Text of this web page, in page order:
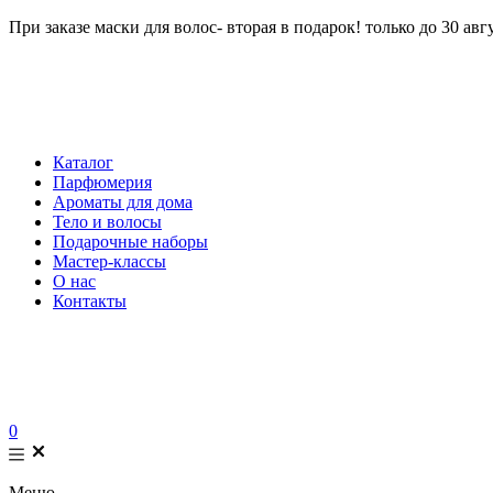
При заказе маски для волос- вторая в подарок! только до 30
Каталог
Парфюмерия
Ароматы для дома
Тело и волосы
Подарочные наборы
Мастер-классы
О нас
Контакты
0